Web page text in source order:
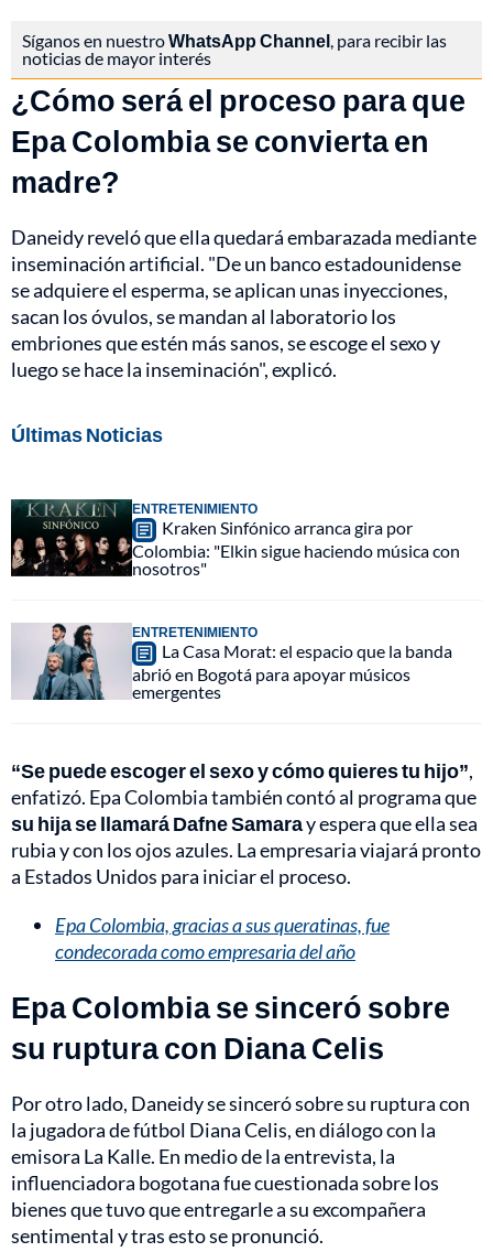
Síganos en nuestroWhatsApp Channel, para recibir las
noticias de mayor interés
¿Cómo será el proceso para que
Epa Colombia se convierta en
madre?
Daneidy reveló que ella quedará embarazada mediante
inseminación artificial. "De un banco estadounidense
se adquiere el esperma, se aplican unas inyecciones,
sacan los óvulos, se mandan al laboratorio los
embriones que estén más sanos, se escoge el sexo y
luego se hace la inseminación", explicó.
Últimas Noticias
ENTRETENIMIENTO
Kraken Sinfónico arranca gira por
Colombia: "Elkin sigue haciendo música con
nosotros"
ENTRETENIMIENTO
La Casa Morat: el espacio que la banda
abrió en Bogotá para apoyar músicos
emergentes
“Se puede escoger el sexo y cómo quieres tu hijo”,
enfatizó. Epa Colombia también contó al programa que
su hija se llamará Dafne Samaray espera que ella sea
rubia y con los ojos azules. La empresaria viajará pronto
a Estados Unidos para iniciar el proceso.
Epa Colombia, gracias a sus queratinas, fue
condecorada como empresaria del año
Epa Colombia se sinceró sobre
su ruptura con Diana Celis
Por otro lado, Daneidy se sinceró sobre su ruptura con
la jugadora de fútbol Diana Celis, en diálogo con la
emisora La Kalle. En medio de la entrevista, la
influenciadora bogotana fue cuestionada sobre los
bienes que tuvo que entregarle a su excompañera
sentimental y tras esto se pronunció.